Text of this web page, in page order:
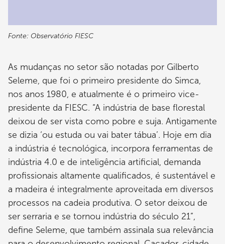
Fonte: Observatório FIESC
As mudanças no setor são notadas por Gilberto
Seleme, que foi o primeiro presidente do Simca,
nos anos 1980, e atualmente é o primeiro vice-
presidente da FIESC. “A indústria de base florestal
deixou de ser vista como pobre e suja. Antigamente
se dizia ‘ou estuda ou vai bater tábua’. Hoje em dia
a indústria é tecnológica, incorpora ferramentas de
indústria 4.0 e de inteligência artificial, demanda
profissionais altamente qualificados, é sustentável e
a madeira é integralmente aproveitada em diversos
processos na cadeia produtiva. O setor deixou de
ser serraria e se tornou indústria do século 21”,
define Seleme, que também assinala sua relevância